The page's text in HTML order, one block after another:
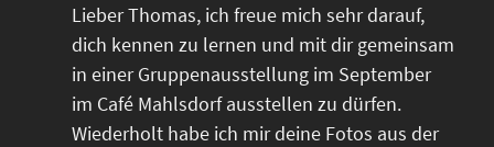
Lieber Thomas, ich freue mich sehr darauf,
dich kennen zu lernen und mit dir gemeinsam
in einer Gruppenausstellung im September
im Café Mahlsdorf ausstellen zu dürfen.
Wiederholt habe ich mir deine Fotos aus der